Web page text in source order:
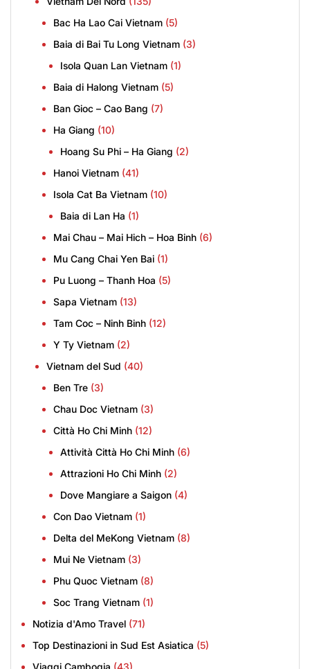
Bac Ha Lao Cai Vietnam (5)
Baia di Bai Tu Long Vietnam (3)
Isola Quan Lan Vietnam (1)
Baia di Halong Vietnam (5)
Ban Gioc – Cao Bang (7)
Ha Giang (10)
Hoang Su Phi – Ha Giang (2)
Hanoi Vietnam (41)
Isola Cat Ba Vietnam (10)
Baia di Lan Ha (1)
Mai Chau – Mai Hich – Hoa Binh (6)
Mu Cang Chai Yen Bai (1)
Pu Luong – Thanh Hoa (5)
Sapa Vietnam (13)
Tam Coc – Ninh Binh (12)
Y Ty Vietnam (2)
Vietnam del Sud (40)
Ben Tre (3)
Chau Doc Vietnam (3)
Città Ho Chi Minh (12)
Attività Città Ho Chi Minh (6)
Attrazioni Ho Chi Minh (2)
Dove Mangiare a Saigon (4)
Con Dao Vietnam (1)
Delta del MeKong Vietnam (8)
Mui Ne Vietnam (3)
Phu Quoc Vietnam (8)
Soc Trang Vietnam (1)
Notizia d'Amo Travel (71)
Top Destinazioni in Sud Est Asiatica (5)
Viaggi Cambogia (43)